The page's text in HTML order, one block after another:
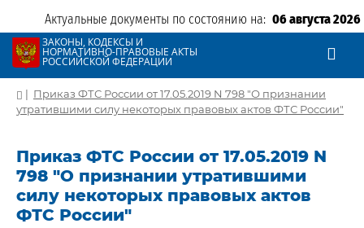
Актуальные документы по состоянию на: 06 августа 2026
ЗАКОНЫ, КОДЕКСЫ И
НОРМАТИВНО-ПРАВОВЫЕ АКТЫ
РОССИЙСКОЙ ФЕДЕРАЦИИ
| Приказ ФТС России от 17.05.2019 N 798 "О признании
утратившими силу некоторых правовых актов ФТС России"
Приказ ФТС России от 17.05.2019 N
798 "О признании утратившими
силу некоторых правовых актов
ФТС России"